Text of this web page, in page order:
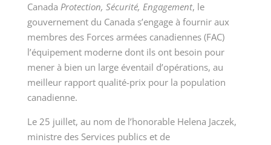
Canada Protection, Sécurité, Engagement, le
gouvernement du Canada s’engage à fournir aux
membres des Forces armées canadiennes (FAC)
l’équipement moderne dont ils ont besoin pour
mener à bien un large éventail d’opérations, au
meilleur rapport qualité-prix pour la population
canadienne.
Le 25 juillet, au nom de l’honorable Helena Jaczek,
ministre des Services publics et de